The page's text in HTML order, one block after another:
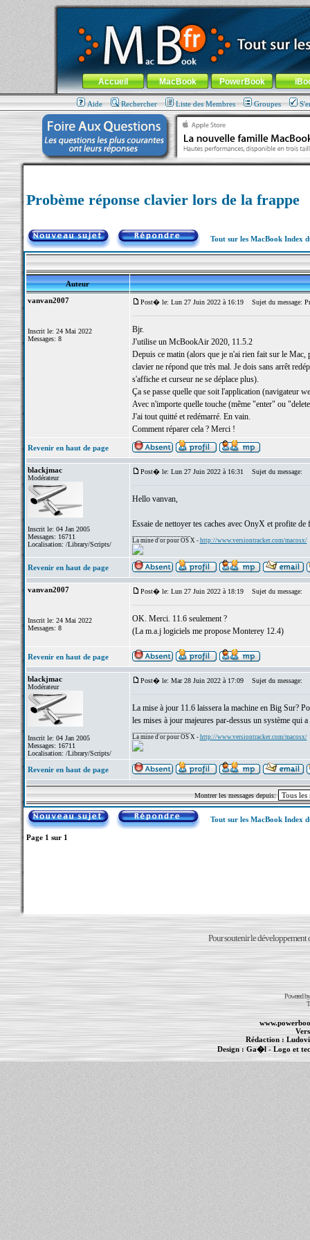
MacBook-fr.com : 100% Apple... 100% nomade !
Aller au contenu-Aller au menu général-Aller au menu de
Menu général
Accueil MacBook PowerBook
Aide Rechercher Liste des Membres Groupes
Probème réponse clavier lors de la frappe
Tout sur les MacBook Index
Auteur
vanvan2007
Inscrit le: 24 Mai 2022
Messages: 8
Post� le: Lun 27 Juin 2022 à 16:19 Sujet du message:
Bjr.
J'utilise un McBookAir 2020, 11.5.2
Depuis ce matin (alors que je n'ai rien fait sur le Mac,
clavier ne répond que très mal. Je dois sans arrêt
s'affiche et curseur ne se déplace plus).
Ça se passe quelle que soit l'application (navigateur
Avec n'importe quelle touche (même "enter" ou
J'ai tout quitté et redémarré. En vain.
Comment réparer cela ? Merci !
Revenir en haut de page
blackjmac
Modérateur
Inscrit le: 04 Jan 2005
Messages: 16711
Localisation: /Library/Scripts/
Post� le: Lun 27 Juin 2022 à 16:31 Sujet du message:
Hello vanvan,
Essaie de nettoyer tes caches avec OnyX et profite
La mine d'or pour OS X - http://www.versiontracker.com/macosx/
Revenir en haut de page
vanvan2007
Inscrit le: 24 Mai 2022
Messages: 8
Post� le: Lun 27 Juin 2022 à 18:19 Sujet du message:
OK. Merci. 11.6 seulement ?
(La m.a.j logiciels me propose Monterey 12.4)
Revenir en haut de page
blackjmac
Modérateur
Inscrit le: 04 Jan 2005
Messages: 16711
Localisation: /Library/Scripts/
Post� le: Mar 28 Juin 2022 à 17:09 Sujet du message:
La mise à jour 11.6 laissera la machine en Big Sur?
les mises à jour majeures par-dessus un système qui
La mine d'or pour OS X - http://www.versiontracker.com/macosx/
Revenir en haut de page
Montrer les messages depuis:
Tout sur les MacBook Index
Page 1 sur 1
Pour soutenir le développement
Powered
Rédaction :
Design : Ga�l - Logo et